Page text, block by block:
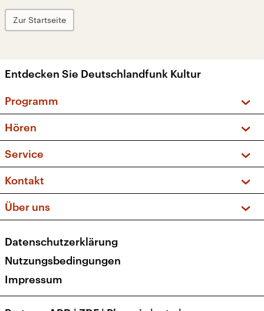
Zur Startseite
Entdecken Sie Deutschlandfunk Kultur
Programm
Sendungen und Podcasts
Musikliste
Kakadu – Das Kinderprogramm
Hören
Frequenzen (UKW + DAB+)
Service
FAQ
Apps
Newsletter
Veranstaltungen
Kontakt
Social Media
Über uns
Presse
Karriere
Transparenz
Datenschutzerklärung
Nutzungsbedingungen
Impressum